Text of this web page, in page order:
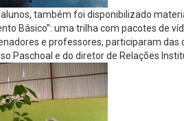
também foi disponibilizado
Básico”: uma trilha com pacotes de
e professores, participaram
Paschoal e do diretor de Relações